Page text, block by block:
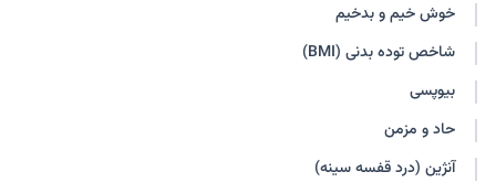
خوش خیم و بدخیم
شاخص توده بدنی (BMI)
بیوپسی
حاد و مزمن
آنژین (درد قفسه سینه)